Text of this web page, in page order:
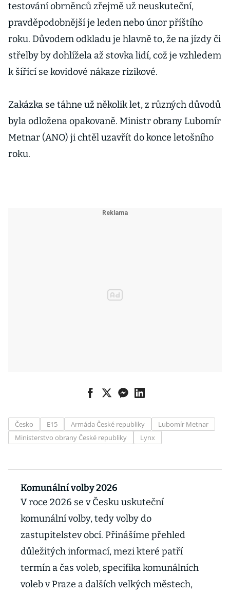
testování obrněnců zřejmě už neuskuteční,
pravděpodobnější je leden nebo únor příštího
roku. Důvodem odkladu je hlavně to, že na jízdy či
střelby by dohlížela až stovka lidí, což je vzhledem
k šířící se kovidové nákaze rizikové.
Zakázka se táhne už několik let, z různých důvodů
byla odložena opakovaně. Ministr obrany Lubomír
Metnar (ANO) ji chtěl uzavřít do konce letošního
roku.
Česko E15 Armáda České republiky
Lubomír Metnar
Ministerstvo obrany České republiky
Lynx
Komunální volby 2026
V roce 2026 se v Česku uskuteční
komunální volby, tedy volby do
zastupitelstev obcí. Přinášíme přehled
důležitých informací, mezi které patří
termín a čas voleb, specifika komunálních
voleb v Praze a dalších velkých městech,